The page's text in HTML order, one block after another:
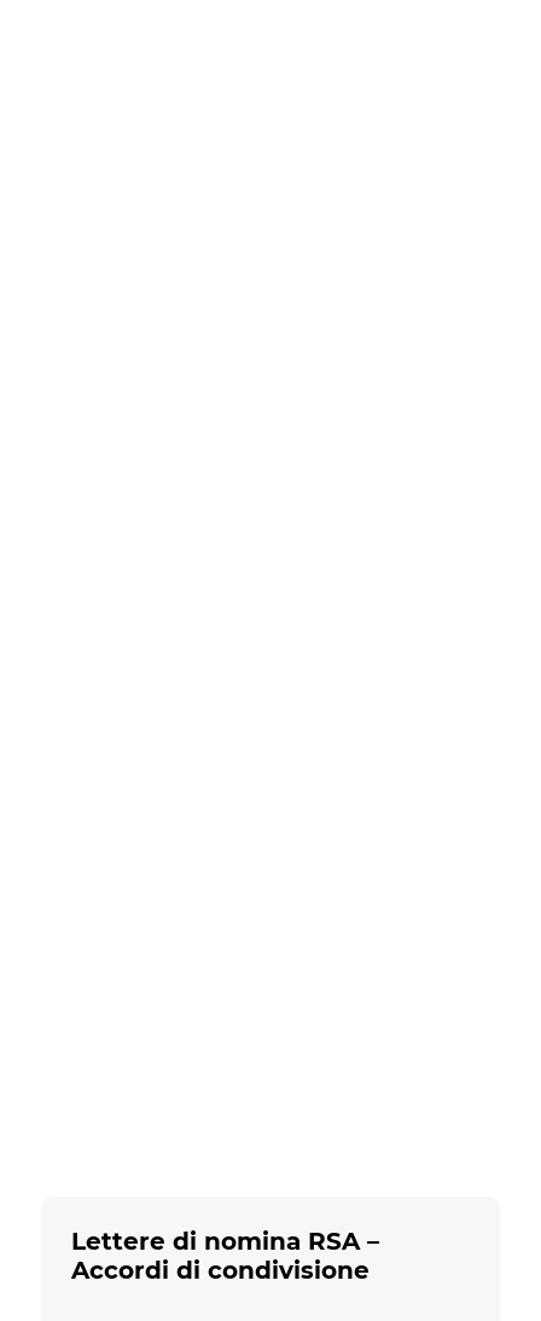
Lettere di nomina RSA –
Accordi di condivisione